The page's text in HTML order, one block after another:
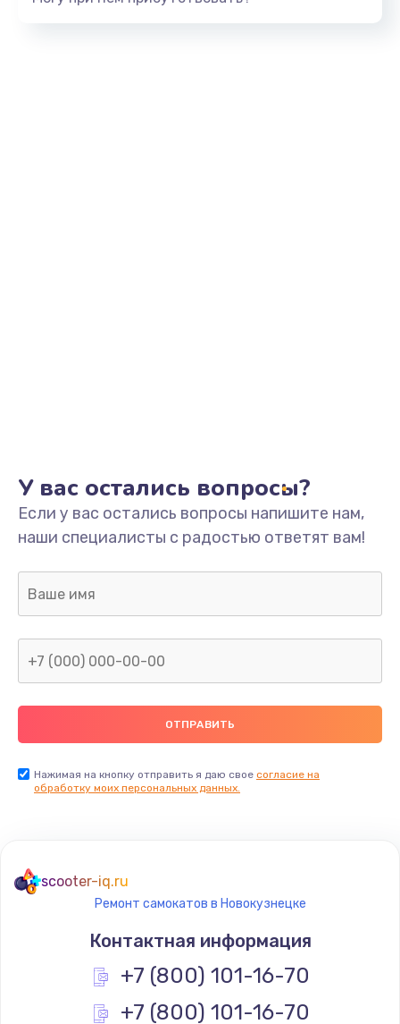
У вас остались вопросы?
Если у вас остались вопросы напишите нам,
наши специалисты с радостью ответят вам!
Нажимая на кнопку отправить я даю свое согласие на
обработку моих персональных данных.
scooter-iq.ru
Ремонт самокатов в Новокузнецке
Контактная информация
+7 (800) 101-16-70
+7 (800) 101-16-70